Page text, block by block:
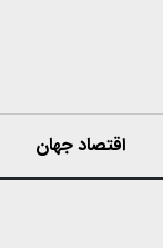
اقتصاد جهان